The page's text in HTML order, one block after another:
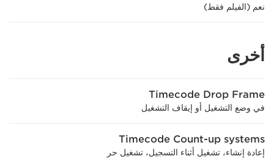
نعم (الفيلم فقط)
أخرى
Timecode Drop Frame
في وضع التشغيل أو إيقاف التشغيل
Timecode Count-up systems
إعادة إنشاء، تشغيل أثناء التسجيل، تشغيل حر